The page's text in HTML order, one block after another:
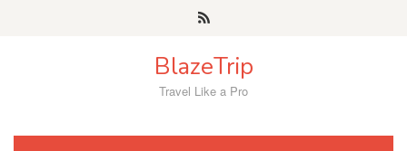
BlazeTrip
Travel Like a Pro